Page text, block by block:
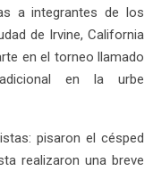
a integrantes de los
de Irvine, California
en el torneo llamado
en la urbe
pisaron el césped
realizaron una breve